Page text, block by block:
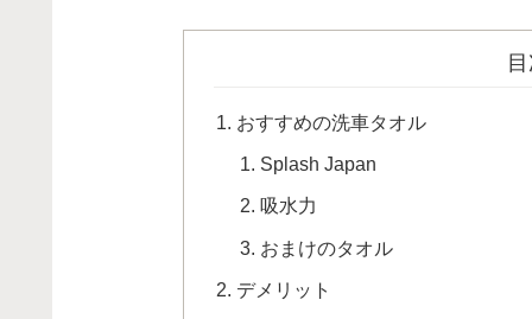
おすすめの洗車タオル
Splash Japan
吸水力
おまけのタオル
デメリット